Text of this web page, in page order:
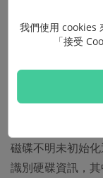
最後，輸入 exit
的電腦。
④ 更新硬碟
磁碟不明未初始
識別硬碟資訊，
我們使用 cookies
「接受